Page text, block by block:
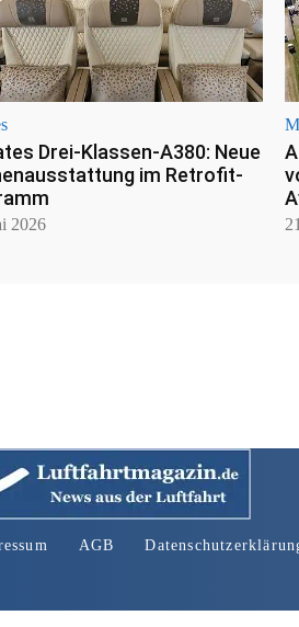
Drei-Klassen-A380: Neue
im Retrofit-
2026
AGB